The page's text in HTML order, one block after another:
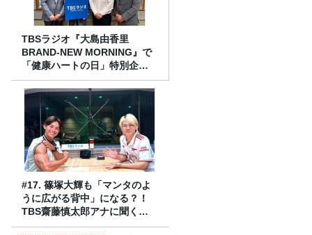
TBSラジオ『大島由香里
BRAND-NEW MORNING』で
「健康ハートの日」特別企画
を8/10（月）に放送
#17. 篠塚大輝も「マンタのよ
うに広がる背中」になる？！
TBS齋藤慎太郎アナに聞くメ
ンズフィジークの魅力！！